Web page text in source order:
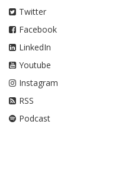
Twitter
Facebook
LinkedIn
Youtube
Instagram
RSS
Podcast